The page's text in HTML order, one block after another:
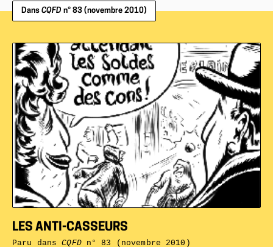
Dans CQFD n° 83 (novembre 2010)
LES ANTI-CASSEURS
Paru dansCQFDn° 83 (novembre 2010)